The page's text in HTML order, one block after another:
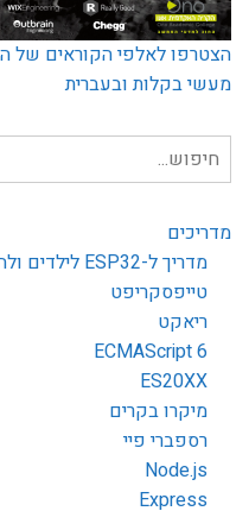
הצטרפו לאלפי הקוראים של
מעשי בקלות ובעברית
חיפוש
עבור:
מדריכים
מדריך ל-ESP32 לילדים ולהורים מאפס
טייפסקריפט
ריאקט
ECMAScript 6
ES20XX
מיקרו בקרים
רספברי פיי
Node.js
Express